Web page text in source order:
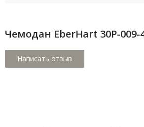
Чемодан EberHart 30P-009-